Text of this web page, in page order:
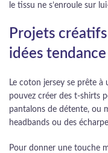
le tissu ne s’enroule sur
Projets
idées
Le coton jersey se prête
pouvez créer des t-shirts
pantalons de détente, ou
headbands ou des
Pour donner une touche